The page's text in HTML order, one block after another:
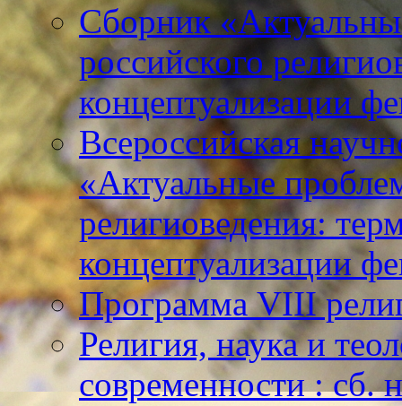
Сборник
российского
концептуализации
Всероссийская
«Актуальные
религиоведения:
концептуализации
Программа VIII
Религия, наука и
современности : сб.